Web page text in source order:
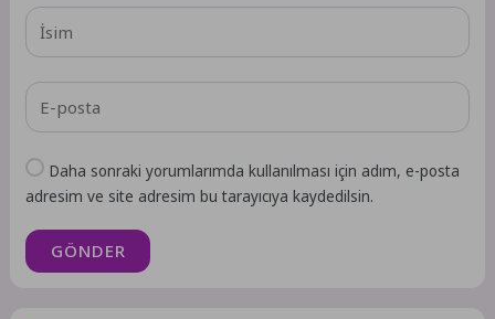
Daha sonraki yorumlarımda kullanılması için adım, e-posta
adresim ve site adresim bu tarayıcıya kaydedilsin.
GÖNDER